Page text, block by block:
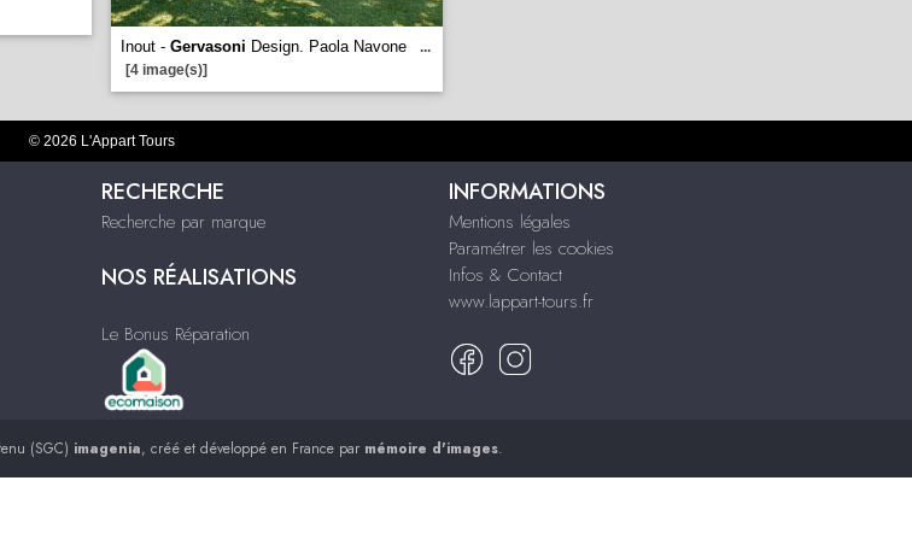
Inout - Gervasoni Design. Paola Navone
...
[4 image(s)]
© 2026 L'Appart Tours
RECHERCHE
Recherche par marque
NOS RÉALISATIONS
Le Bonus Réparation
INFORMATIONS
Mentions légales
Paramétrer les cookies
Infos & Contact
www.lappart-tours.fr
(SGC) imagenia, créé et développé en France par mémoire d'images.